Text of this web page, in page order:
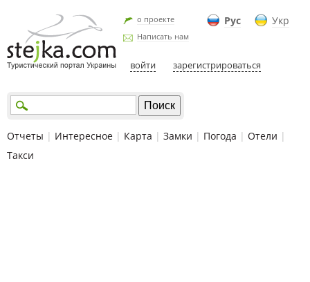
Рус Укр
о проекте
Написать нам
войти зарегистрироваться
Отчеты | Интересное | Карта | Замки | Погода | Отели |
Такси